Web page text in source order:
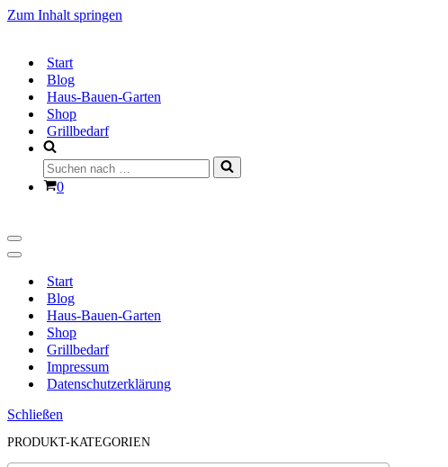
Zum Inhalt springen
Start
Blog
Haus-Bauen-Garten
Shop
Grillbedarf
Suchen
nach …
Warenkorb
0
Navigationsmenü
Navigationsmenü
Start
Blog
Haus-Bauen-Garten
Shop
Grillbedarf
Impressum
Datenschutzerklärung
Schließen
PRODUKT-KATEGORIEN